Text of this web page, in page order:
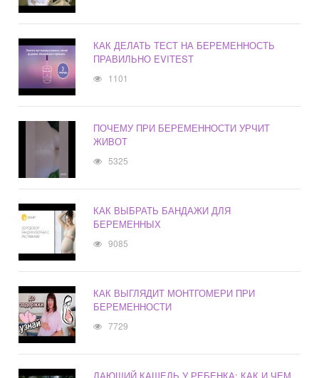
КАК ДЕЛАТЬ ТЕСТ НА БЕРЕМЕННОСТЬ
ПРАВИЛЬНО EVITEST
1101
ПОЧЕМУ ПРИ БЕРЕМЕННОСТИ УРЧИТ
ЖИВОТ
5325
КАК ВЫБРАТЬ БАНДАЖИ ДЛЯ
БЕРЕМЕННЫХ
9085
КАК ВЫГЛЯДИТ МОНТГОМЕРИ ПРИ
БЕРЕМЕННОСТИ
7729